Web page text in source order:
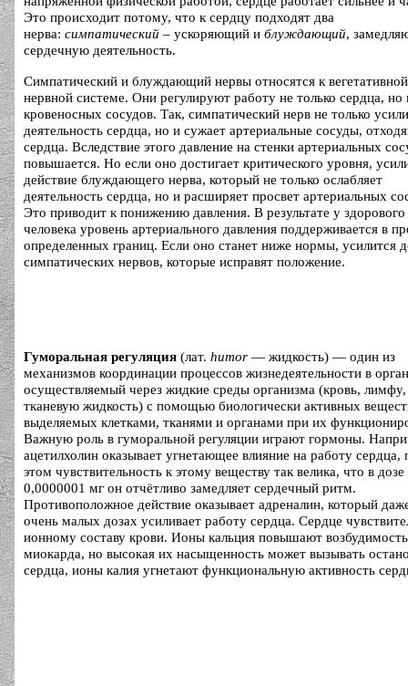
Это происходит потому, что к сердцу подходят два
нерва: симпатический – ускоряющий и блуждающий,
сердечную деятельность.
Симпатический и блуждающий нервы относятся к вегетативной
нервной системе. Они регулируют работу не только сердца, но
кровеносных сосудов. Так, симпатический нерв не только
деятельность сердца, но и сужает артериальные сосуды,
сердца. Вследствие этого давление на стенки артериальных
повышается. Но если оно достигает критического уровня,
действие блуждающего нерва, который не только ослабляет
деятельность сердца, но и расширяет просвет артериальных
Это приводит к понижению давления. В результате у здорового
человека уровень артериального давления поддерживается в
определенных границ. Если оно станет ниже нормы, усилится
симпатических нервов, которые исправят положение.
Гуморальная регуляция (лат. humor — жидкость) — один из
механизмов координации процессов жизнедеятельности в
осуществляемый через жидкие среды организма (кровь, лимфу,
тканевую жидкость) с помощью биологически активных
выделяемых клетками, тканями и органами при их
Важную роль в гуморальной регуляции играют гормоны.
ацетилхолин оказывает угнетающее влияние на работу сердца,
этом чувствительность к этому веществу так велика, что в дозе
0,0000001 мг он отчётливо замедляет сердечный ритм.
Противоположное действие оказывает адреналин, который
очень малых дозах усиливает работу сердца. Сердце
ионному составу крови. Ионы кальция повышают возбудимость
миокарда, но высокая их насыщенность может вызывать
сердца, ионы калия угнетают функциональную активность